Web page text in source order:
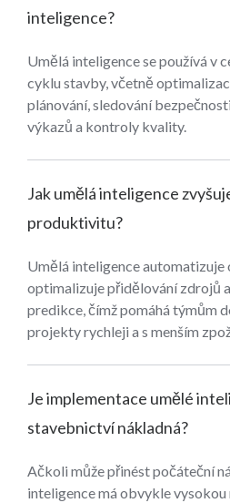
inteligence?
Umělá inteligence se používá v
cyklu stavby, včetně
plánování, sledování
výkazů a kontroly kvality.
Jak umělá inteligence
produktivitu?
Umělá inteligence automatizuje
optimalizuje přidělování zdrojů
predikce, čímž pomáhá týmům
projekty rychleji a s menším
Je implementace umělé
stavebnictví nákladná?
Ačkoli může přinést počáteční
inteligence má obvykle